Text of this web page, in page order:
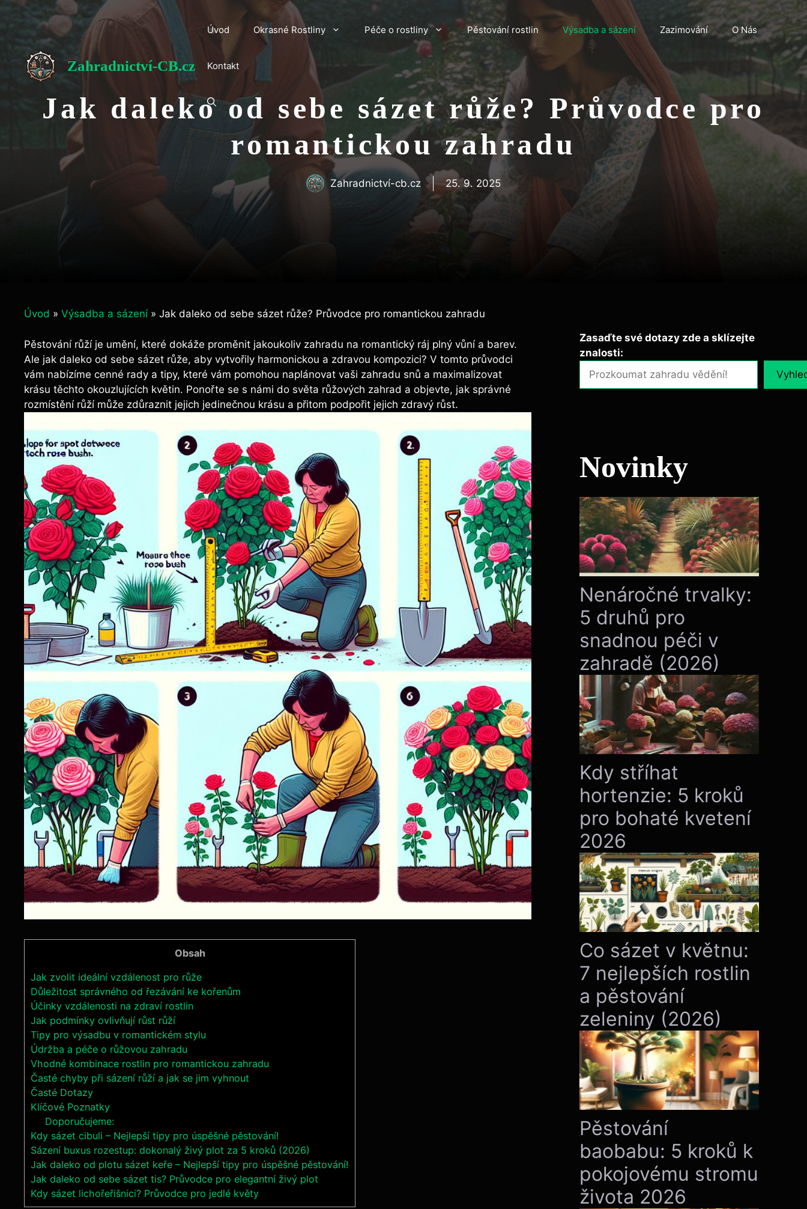
Přeskočit
Zahradnictví-CB.cz
Úvod Okrasné Rostliny Péče o rostliny Pěstování rostlin Výsadba a sázení Zazimování O Nás
Kontakt
Jak daleko od sebe sázet růže? Průvodce pro
romantickou zahradu
Zahradnictví-cb.cz 25. 9. 2025
Úvod » Výsadba a sázení » Jak daleko od sebe sázet růže? Průvodce pro romantickou zahradu
Pěstování růží je umění, které dokáže proměnit jakoukoliv zahradu na romantický ráj plný vůní a barev.
Ale jak daleko od sebe sázet růže, aby vytvořily harmonickou a zdravou kompozici? V tomto průvodci
vám nabízíme cenné rady a tipy, které vám pomohou naplánovat vaši zahradu snů a maximalizovat
krásu těchto okouzlujících květin. Ponořte se s námi do světa růžových zahrad a objevte, jak správné
rozmístění růží může zdůraznit jejich jedinečnou krásu a přitom podpořit jejich zdravý růst.
Obsah
Jak zvolit ideální vzdálenost pro růže
Důležitost správného od řezávání ke kořenům
Účinky vzdálenosti na zdraví rostlin
Jak podmínky ovlivňují růst růží
Tipy pro výsadbu v romantickém stylu
Údržba a péče o růžovou zahradu
Vhodné kombinace rostlin pro romantickou zahradu
Časté chyby při sázení růží a jak se jim vyhnout
Časté Dotazy
Klíčové Poznatky
Doporučujeme:
Kdy sázet cibuli – Nejlepší tipy pro úspěšné pěstování!
Sázení buxus rozestup: dokonalý živý plot za 5 kroků (2026)
Jak daleko od plotu sázet keře – Nejlepší tipy pro úspěšné pěstování!
Jak daleko od sebe sázet tis? Průvodce pro elegantní živý plot
Kdy sázet lichořeřišnici? Průvodce pro jedlé květy
Zasaďte své dotazy zde a sklízejte
znalosti:
Novinky
Nenáročné trvalky:
5 druhů pro
snadnou péči v
zahradě (2026)
Kdy stříhat
hortenzie: 5 kroků
pro bohaté kvetení
2026
Co sázet v květnu:
7 nejlepších rostlin
a pěstování
zeleniny (2026)
Pěstování
baobabu: 5 kroků k
pokojovému stromu
života 2026